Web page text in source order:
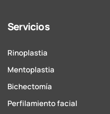
Servicios
Rinoplastia
Mentoplastia
Bichectomía
Perfilamiento facial